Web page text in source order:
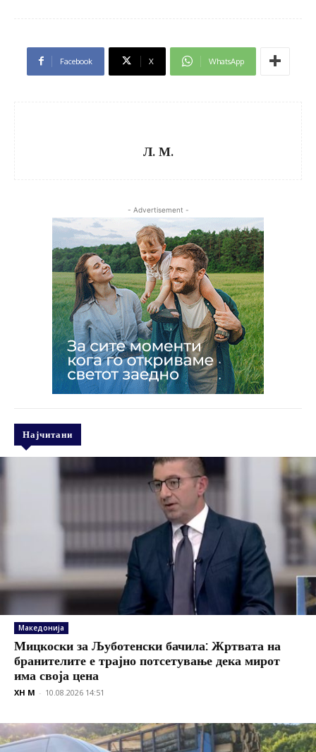
Facebook X WhatsApp
Л. М.
- Advertisement -
Најчитани
Македонија
Мицкоски за Љуботенски бачила: Жртвата на
бранителите е трајно потсетување дека мирот
има своја цена
XH M - 10.08.2026 14:51